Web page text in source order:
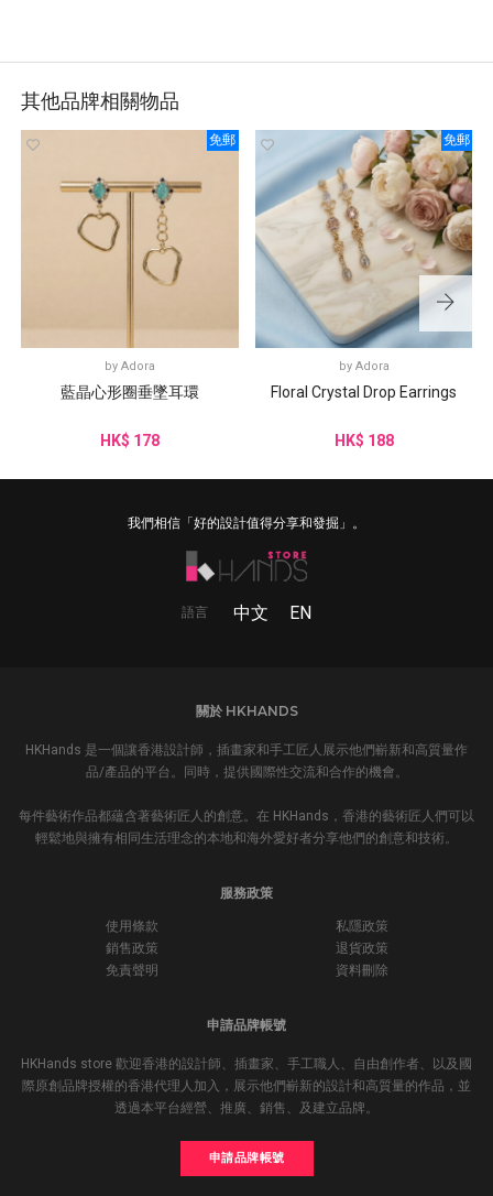
其他品牌相關物品
免郵
by Adora
藍晶心形圈垂墜耳環
HK$ 178
免郵
by Adora
Floral Crystal Drop Earrings
HK$ 188
我們相信「好的設計值得分享和發掘」。
語言 中文 EN
關於 HKHANDS
HKHands 是一個讓香港設計師，插畫家和手工匠人展示他們嶄新和高質量作
品/產品的平台。同時，提供國際性交流和合作的機會。
每件藝術作品都蘊含著藝術匠人的創意。在 HKHands，香港的藝術匠人們可以
輕鬆地與擁有相同生活理念的本地和海外愛好者分享他們的創意和技術。
服務政策
使用條款
私隱政策
銷售政策
退貨政策
免責聲明
資料刪除
申請品牌帳號
HKHands store 歡迎香港的設計師、插畫家、手工職人、自由創作者、以及國
際原創品牌授權的香港代理人加入，展示他們嶄新的設計和高質量的作品，並
透過本平台經營、推廣、銷售、及建立品牌。
申請品牌帳號